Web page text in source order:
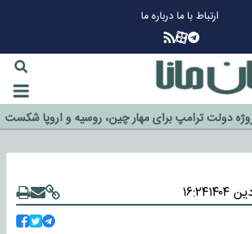
ارتباط با مادرباره ما
میز مدیران پرسپولیس
را دور می‌زند؟
از پرسپولیس
دولت ترامپ برای مهار چین، روسیه و اروپا شکست
۱۶:۲۴